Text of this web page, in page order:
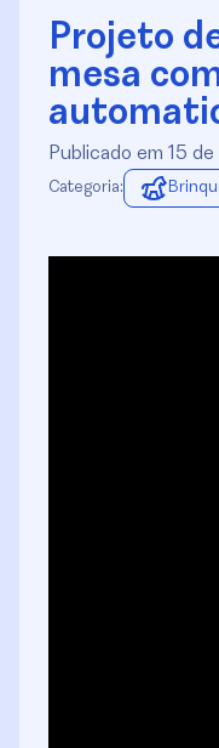
Projeto
mesa
Publicado em 15
Categoria: